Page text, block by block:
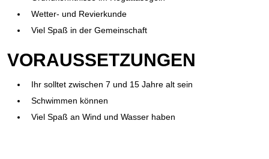
Wetter- und Revierkunde
Viel Spaß in der Gemeinschaft
VORAUSSETZUNGEN
Ihr solltet zwischen 7 und 15 Jahre alt sein
Schwimmen können
Viel Spaß an Wind und Wasser haben